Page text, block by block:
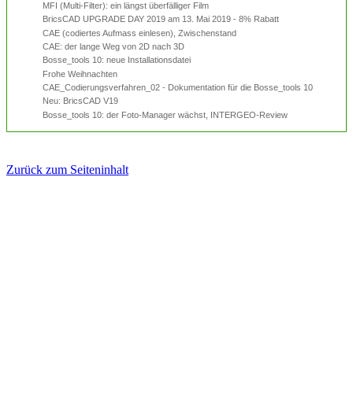
MFI (Multi-Filter): ein längst überfälliger Film
BricsCAD UPGRADE DAY 2019 am 13. Mai 2019 - 8% Rabatt
CAE (codiertes Aufmass einlesen), Zwischenstand
CAE: der lange Weg von 2D nach 3D
Bosse_tools 10: neue Installationsdatei
Frohe Weihnachten
CAE_Codierungsverfahren_02 - Dokumentation für die Bosse_tools 10
Neu: BricsCAD V19
Bosse_tools 10: der Foto-Manager wächst, INTERGEO-Review
Zurück zum Seiteninhalt